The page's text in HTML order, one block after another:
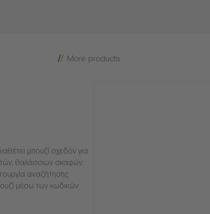
More products
μπουζί σχεδόν για
θαλάσσιων σκαφών,
αναζήτησης
μέσω των κωδικών